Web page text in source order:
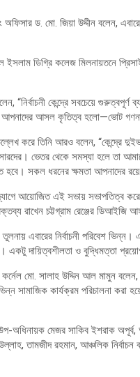
অফিসার ড. মো. জিয়া উদ্দীন বলেন,
ইসলাম ডিগ্রি কলেজ মিলনায়তনে
“নির্বাচনী কেন্দ্রে সবচেয়ে
আপনাদের আসল কৃতিত্ব হলো—ভোট
করে তিনি আরও বলেন, “কেন্দ্রে
ভেতর থেকে সমস্যা হলে তা
হবে। সকল ধরনের ক্ষমতা আপনাদের
আয়োজিত এই সভায় সভাপতিত্ব
রাখেন চট্টগ্রাম রেঞ্জের ডিআইজি
এবারের নির্বাচনী পরিবেশ
একটু দায়িত্বশীলতা ও বুদ্ধিমত্তা
মো. সালাহ উদ্দিন আল মামুন
সামাজিক কার্যক্রম পরিচালনা
অধিনায়ক মেজর সাকিব ইশরাক
তামজীদ রহমান, আঞ্চলিক নির্বাচন